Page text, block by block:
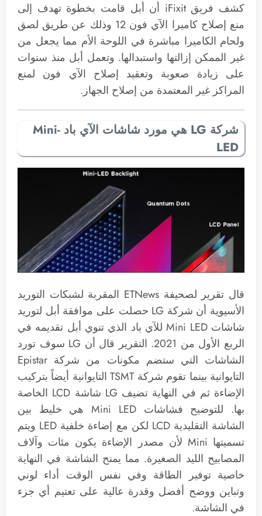
كشف فريق iFixit أن أبل قامت بخطوة تهدف إلى
منع إصلاح كاميرا الآي فون 12 وذلك عن طريق لصق
ولحام الكاميرا مباشرة في اللوحة الأم مما يجعل من
غير الممكن إزالتها واستبدالها. وتعمل أبل منذ سنوات
على زيادة صعوبة وتعقيد إصلاح الآي فون لمنع
المراكز غير المعتمدة من إصلاح الجهاز.
شركة LG هي مورد شاشات الآي باد Mini-
LED
قال تقرير لصحيفة ETNews المقربة لشبكات التوريد
الأسيوية أن شركة LG حصلت على موافقة أبل لتوريد
شاشات Mini LED للآي باد الذي تنوي أبل تقديمه في
الربع الأول من 2021. التقرير قال أن LG سوف تورد
الشاشات التي ستضم مكونات من شركة Epistar
التايوانية بينما تقوم شركة TSMT التايوانية أيضاً بتركيب
الإضاءة ثم في النهاية تضيف LG شاشة LCD الخاصة
بها. للتوضيح فشاشات Mini LED هي خليط بين
الشاشة التقليدية LCD لكن مع إضاءة خلفية LED ويتم
تسميتها Mini لأن مصدر الإضاءة يكون مئات وآلاف
المصابيح الليد الصغيرة. مما يمنح الشاشة في النهاية
خاصية توفير الطاقة وفي نفس الوقت أداء لوني
وتباين ووضح أفضل وقدرة عالية على تعتيم أي جزء
في الشاشة.